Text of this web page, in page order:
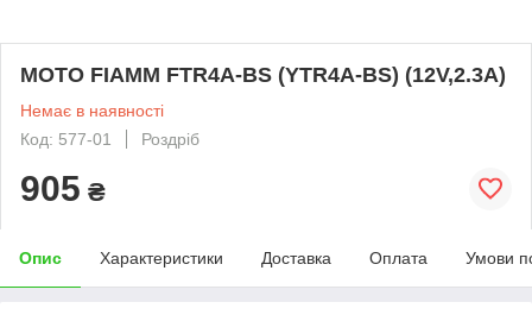
МОТО FIAMM FTR4A-BS (YTR4A-BS) (12V,2.3A)
Немає в наявності
Код: 577-01
Роздріб
905 ₴
Опис Характеристики Доставка Оплата Умови